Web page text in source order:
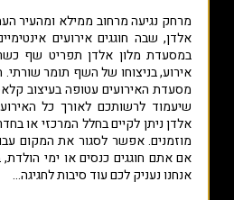
מרחק נגיעה מרחוב ממילא ומהעיר
אלדן, שבה חוגגים אירועים
במסעדת מלון אלדן תפריט שף
אירוע, בניצוחו של השף תומר שורתי.
מסעדת האירועים עטופה בעיצוב
שיעמוד לרשותכם לאורך כל
אם אתם חוגגים כנסים או ימי
אנחנו נעניק לכם עוד סיבות לחגיגה...